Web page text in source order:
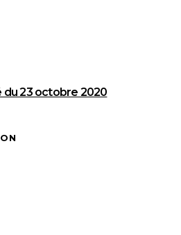
du 23 octobre 2020